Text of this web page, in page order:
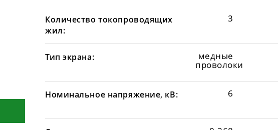
Количество токопроводящих
жил:
3
Тип экрана: медные
проволоки
Номинальное напряжение, кВ: 6